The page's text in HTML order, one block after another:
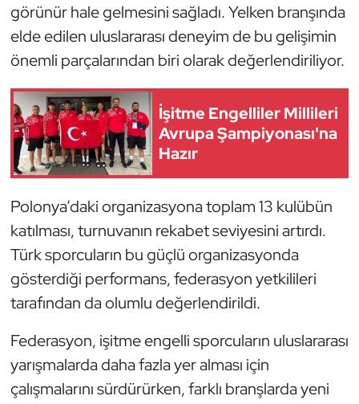
görünür hale gelmesini sağladı. Yelken branşında
elde edilen uluslararası deneyim de bu gelişimin
önemli parçalarından biri olarak değerlendiriliyor.
İşitme Engelliler Millileri
Avrupa Şampiyonası'na
Hazır
Polonya’daki organizasyona toplam 13 kulübün
katılması, turnuvanın rekabet seviyesini artırdı.
Türk sporcuların bu güçlü organizasyonda
gösterdiği performans, federasyon yetkilileri
tarafından da olumlu değerlendirildi.
Federasyon, işitme engelli sporcuların uluslararası
yarışmalarda daha fazla yer alması için
çalışmalarını sürdürürken, farklı branşlarda yeni
Optimist
Oryantiring
Özel Sporcular
Paralimpik
Satranç
Su Topu
Sualtı Sporları
Tekvando
Tenis